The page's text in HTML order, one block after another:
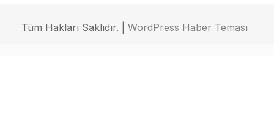
Tüm Hakları Saklıdır. | WordPress Haber Teması